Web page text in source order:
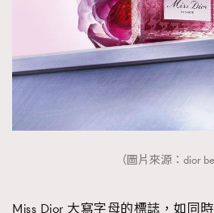
（圖片來源：dior
Miss Dior 大寫字母的標誌，如同